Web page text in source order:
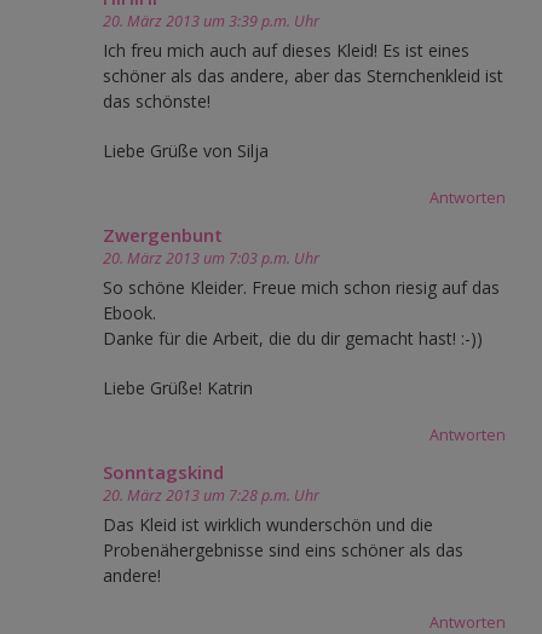
20. März 2013 um 3:39 p.m. Uhr
Ich freu mich auch auf dieses Kleid! Es ist eines
schöner als das andere, aber das Sternchenkleid ist
das schönste!
Liebe Grüße von Silja
Antworten
Zwergenbunt
20. März 2013 um 7:03 p.m. Uhr
So schöne Kleider. Freue mich schon riesig auf das
Ebook.
Danke für die Arbeit, die du dir gemacht hast! :-))
Liebe Grüße! Katrin
Antworten
Sonntagskind
20. März 2013 um 7:28 p.m. Uhr
Das Kleid ist wirklich wunderschön und die
Probenähergebnisse sind eins schöner als das
andere!
Antworten